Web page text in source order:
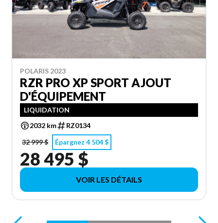
POLARIS 2023
RZR PRO XP SPORT AJOUT
D'ÉQUIPEMENT
LIQUIDATION
2032 km
RZ0134
32 999 $
Épargnez 4 504 $
28 495 $
VOIR LES DÉTAILS